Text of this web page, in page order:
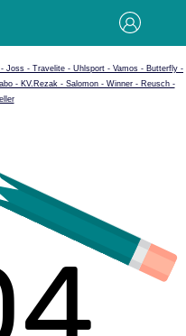
Joss - Travelite - Uhlsport - Vamos - Butterfly -
- KV.Rezak - Salomon - Winner - Reusch -